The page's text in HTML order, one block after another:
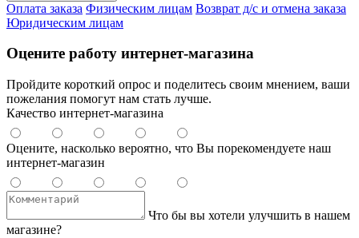
Оплата заказа Физическим лицам Возврат д/с и отмена заказа
Юридическим лицам
Оцените работу интернет-магазина
Пройдите короткий опрос и поделитесь своим мнением, ваши
пожелания помогут нам стать лучше.
Качество интернет-магазина
Оцените, насколько вероятно, что Вы порекомендуете наш
интернет-магазин
Что бы вы хотели улучшить в нашем
магазине?